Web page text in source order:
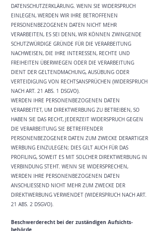
DATENSCHUTZERKLÄRUNG. WENN SIE WIDERSPRUCH
EINLEGEN, WERDEN WIR IHRE BETROFFENEN
PERSONENBEZOGENEN DATEN NICHT MEHR
VERARBEITEN, ES SEI DENN, WIR KÖNNEN ZWINGENDE
SCHUTZWÜRDIGE GRÜNDE FÜR DIE VERARBEITUNG
NACHWEISEN, DIE IHRE INTERESSEN, RECHTE UND
FREIHEITEN ÜBERWIEGEN ODER DIE VERARBEITUNG
DIENT DER GELTENDMACHUNG, AUSÜBUNG ODER
VERTEIDIGUNG VON RECHTSANSPRÜCHEN (WIDERSPRUCH
NACH ART. 21 ABS. 1 DSGVO).
WERDEN IHRE PERSONENBEZOGENEN DATEN
VERARBEITET, UM DIREKTWERBUNG ZU BETREIBEN, SO
HABEN SIE DAS RECHT, JEDERZEIT WIDERSPRUCH GEGEN
DIE VERARBEITUNG SIE BETREFFENDER
PERSONENBEZOGENER DATEN ZUM ZWECKE DERARTIGER
WERBUNG EINZULEGEN; DIES GILT AUCH FÜR DAS
PROFILING, SOWEIT ES MIT SOLCHER DIREKTWERBUNG IN
VERBINDUNG STEHT. WENN SIE WIDERSPRECHEN,
WERDEN IHRE PERSONENBEZOGENEN DATEN
ANSCHLIESSEND NICHT MEHR ZUM ZWECKE DER
DIREKTWERBUNG VERWENDET (WIDERSPRUCH NACH ART.
21 ABS. 2 DSGVO).
Beschwerde­recht bei der zuständigen Aufsichts­
behörde